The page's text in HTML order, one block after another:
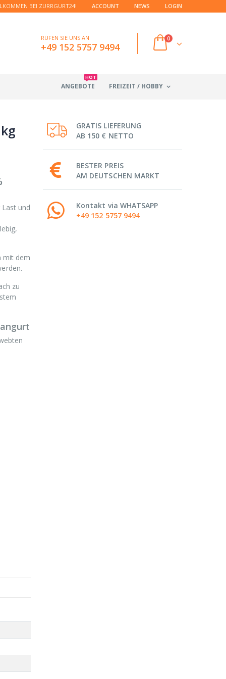
BEI ZURRGURT24! ACCOUNT NEWS LOGIN
RUFEN SIE UNS AN
+49 152 5757 9494
0
FREIZEIT / HOBBY
ANGEBOTE
HOT
und
mit dem
zu
GRATIS LIEFERUNG
AB 150 € NETTO
BESTER PREIS
AM DEUTSCHEN MARKT
Kontakt via WHATSAPP
+49 152 5757 9494